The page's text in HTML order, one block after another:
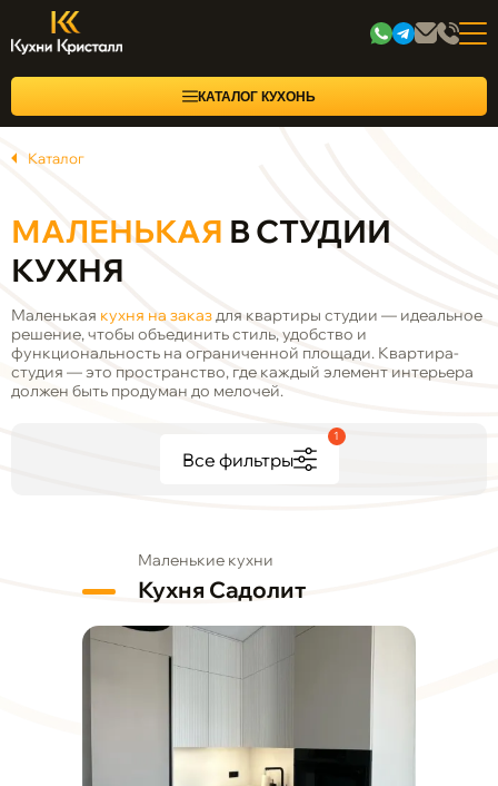
КАТАЛОГ КУХОНЬ
Каталог
МАЛЕНЬКАЯ В СТУДИИ
КУХНЯ
Маленькая кухня на заказдля квартиры студии — идеальное
решение, чтобы объединить стиль, удобство и
функциональность на ограниченной площади. Квартира-
студия — это пространство, где каждый элемент интерьера
должен быть продуман до мелочей.
1
Все фильтры
Маленькие кухни
Кухня Садолит